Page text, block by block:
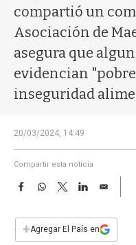
compartió un
Asociación de
asegura que
evidencian
inseguridad
20/03/2024, 14:49
Compartir esta noticia
F
e
b
W
s
T
w
t
L
E
i
l
+Agregar El País en